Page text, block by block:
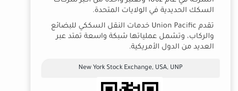
السكك الحديدية في الولايات المتحدة.
تقدم Union Pacific خدمات النقل السككي للبضائع
والركاب، وتشمل عملياتها شبكة واسعة تمتد عبر
العديد من الدول الأمريكية.
New York Stock Exchange, USA, UNP